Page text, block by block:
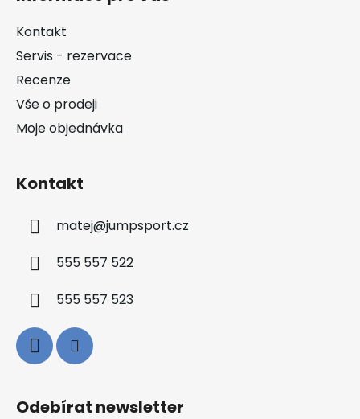
Kontakt
Servis - rezervace
Recenze
Vše o prodeji
Moje objednávka
Kontakt
matej@jumpsport.cz
555 557 522
555 557 523
Odebírat newsletter